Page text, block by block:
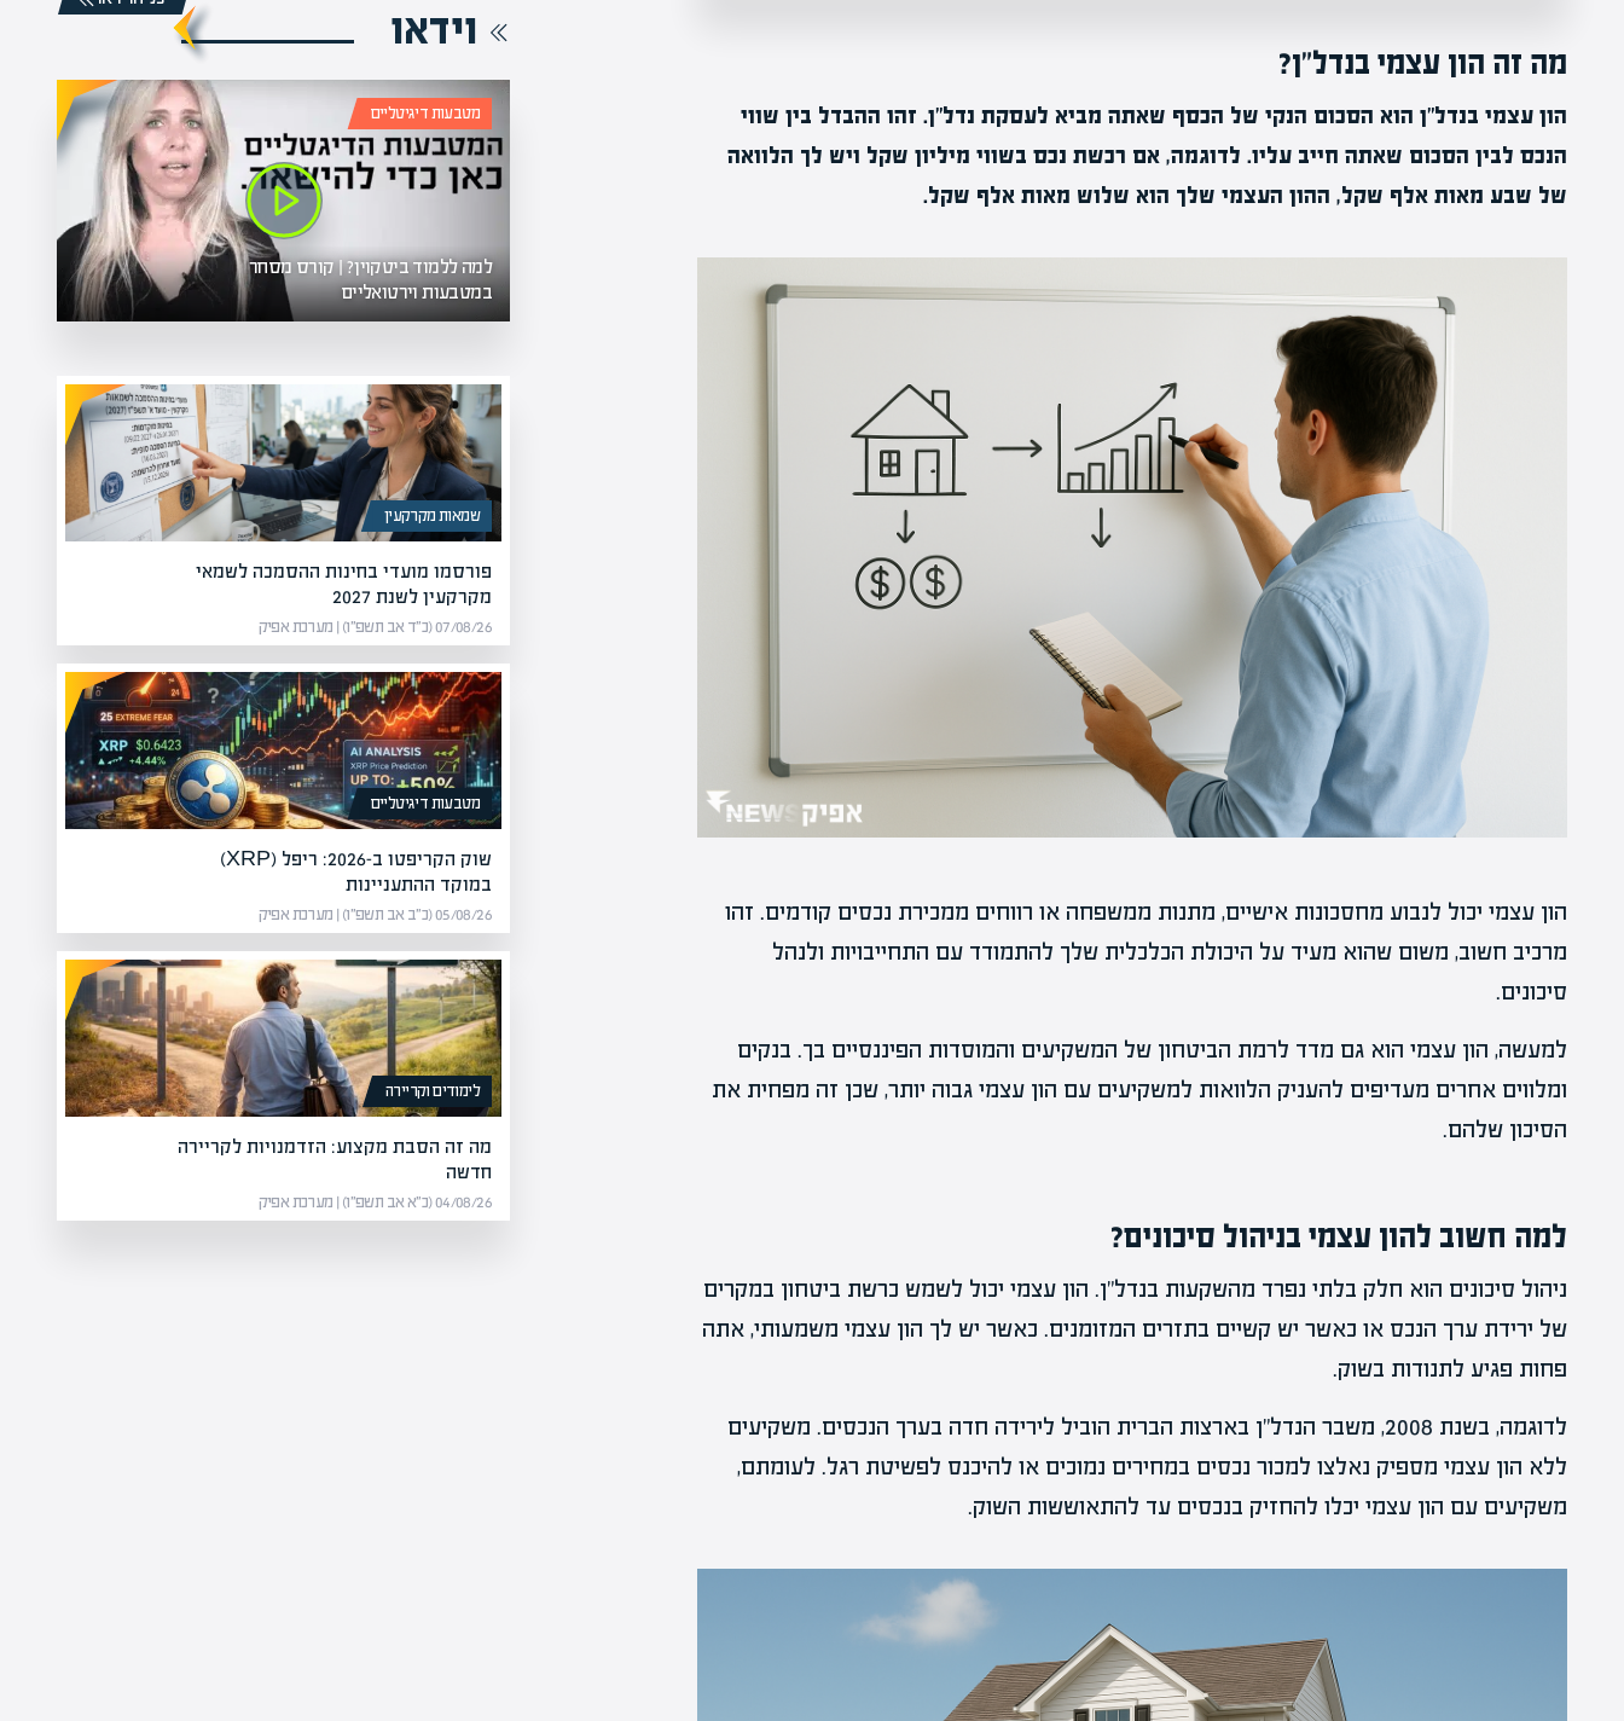
מה זה הון עצמי בנדל"ן?
הון עצמי בנדל"ן הוא הסכום הנקי של הכסף שאתה מביא לעסקת נדל"ן. זהו ההבדל בין שווי
הנכס לבין הסכום שאתה חייב עליו. לדוגמה, אם רכשת נכס בשווי מיליון שקל ויש לך הלוואה
של שבע מאות אלף שקל, ההון העצמי שלך הוא שלוש מאות אלף שקל.
הון עצמי יכול לנבוע מחסכונות אישיים, מתנות ממשפחה או רווחים ממכירת נכסים קודמים. זהו
מרכיב חשוב, משום שהוא מעיד על היכולת הכלכלית שלך להתמודד עם התחייבויות ולנהל
סיכונים.
למעשה, הון עצמי הוא גם מדד לרמת הביטחון של המשקיעים והמוסדות הפיננסיים בך. בנקים
ומלווים אחרים מעדיפים להעניק הלוואות למשקיעים עם הון עצמי גבוה יותר, שכן זה מפחית את
הסיכון שלהם.
למה חשוב להון עצמי בניהול סיכונים?
ניהול סיכונים הוא חלק בלתי נפרד מהשקעות בנדל"ן. הון עצמי יכול לשמש כרשת ביטחון במקרים
של ירידת ערך הנכס או כאשר יש קשיים בתזרים המזומנים. כאשר יש לך הון עצמי משמעותי, אתה
פחות פגיע לתנודות בשוק.
לדוגמה, בשנת 2008, משבר הנדל"ן בארצות הברית הוביל לירידה חדה בערך הנכסים. משקיעים
ללא הון עצמי מספיק נאלצו למכור נכסים במחירים נמוכים או להיכנס לפשיטת רגל. לעומתם,
משקיעים עם הון עצמי יכלו להחזיק בנכסים עד להתאוששות השוק.
וידאו
מטבעות דיגיטליים
למה ללמוד ביטקוין? | קורס מסחר
במטבעות וירטואליים
שמאות מקרקעין
פורסמו מועדי בחינות ההסמכה לשמאי
מקרקעין לשנת 2027
07/08/26 (כ״ד אב תשפ״ו) | מערכת אפיק
מטבעות דיגיטליים
שוק הקריפטו ב-2026: ריפל (XRP)
במוקד ההתעניינות
05/08/26 (כ״ב אב תשפ״ו) | מערכת אפיק
לימודים וקריירה
מה זה הסבת מקצוע: הזדמנויות לקריירה
חדשה
04/08/26 (כ״א אב תשפ״ו) | מערכת אפיק